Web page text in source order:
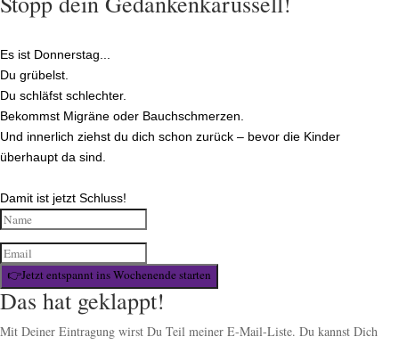
Es ist Donnerstag...
Du grübelst.
Du schläfst schlechter.
Bekommst Migräne oder Bauchschmerzen.
Und innerlich ziehst du dich schon zurück – bevor die Kinder
überhaupt da sind.
Damit ist jetzt Schluss!
👉Jetzt entspannt ins Wochenende starten
Das hat geklappt!
Mit Deiner Eintragung wirst Du Teil meiner E-Mail-Liste. Du kannst Dich